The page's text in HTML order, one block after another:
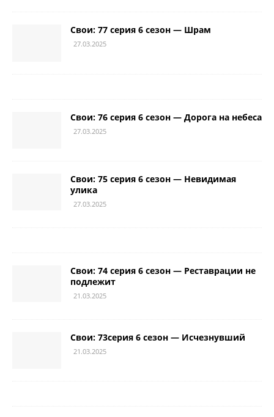
Свои: 77 серия 6 сезон — Шрам
27.03.2025
Свои: 76 серия 6 сезон — Дорога на небеса
27.03.2025
Свои: 75 серия 6 сезон — Невидимая
улика
27.03.2025
Свои: 74 серия 6 сезон — Реставрации не
подлежит
21.03.2025
Свои: 73серия 6 сезон — Исчезнувший
21.03.2025